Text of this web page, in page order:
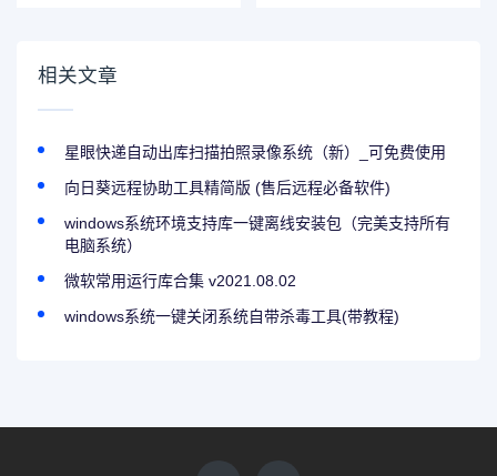
相关文章
星眼快递自动出库扫描拍照录像系统（新）_可免费使用
向日葵远程协助工具精简版 (售后远程必备软件)
windows系统环境支持库一键离线安装包（完美支持所有
电脑系统）
微软常用运行库合集 v2021.08.02
windows系统一键关闭系统自带杀毒工具(带教程)